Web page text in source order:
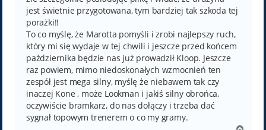
jest świetnie przygotowana, tym bardziej tak szkoda tej
porażki!!
To co myślę, że Marotta pomyśli i zrobi najlepszy ruch,
który mi się wydaje w tej chwili i jeszcze przed końcem
października będzie nas już prowadził Kloop. Jeszcze
raz powiem, mimo niedoskonałych wzmocnień ten
zespół jest mega silny, myślę że niebawem tak czy
inaczej Kone , może Lookman i jakiś silny obrońca,
oczywiście bramkarz, do nas dołączy i trzeba dać
sygnał topowym trenerem o co my gramy.